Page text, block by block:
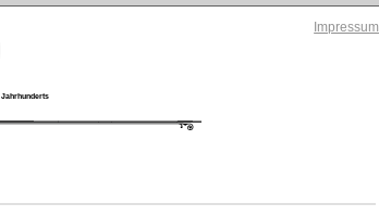
Impressum